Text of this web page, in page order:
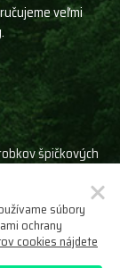
veľmi
špičkových
súbory
ochrany
cookies nájdete